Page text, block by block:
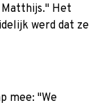
Het
werd dat ze
mee: "We